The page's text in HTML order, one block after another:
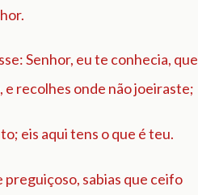
Senhor, eu te conhecia, que
e recolhes onde não joeiraste;
eis aqui tens o que é teu.
preguiçoso, sabias que ceifo